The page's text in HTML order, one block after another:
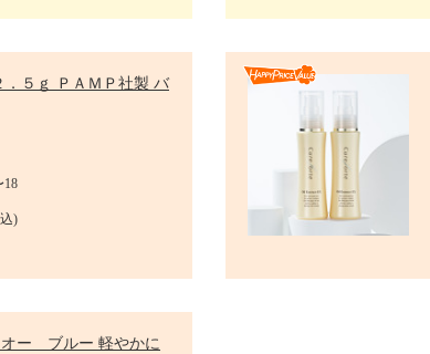
５ｇ ＰＡＭＰ社製 バ
18
)
ー ブルー 軽やかに